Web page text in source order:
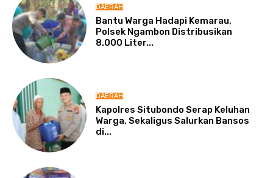
DAERAH
Bantu Warga Hadapi Kemarau,
Polsek Ngambon Distribusikan
8.000 Liter...
DAERAH
Kapolres Situbondo Serap Keluhan
Warga, Sekaligus Salurkan Bansos
di...